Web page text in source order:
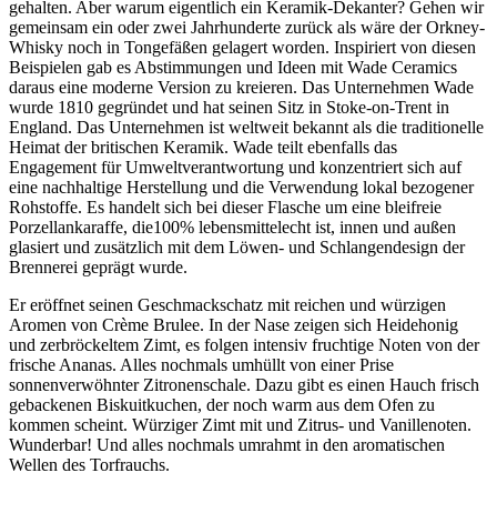
gehalten. Aber warum eigentlich ein Keramik-Dekanter? Gehen wir
gemeinsam ein oder zwei Jahrhunderte zurück als wäre der Orkney-
Whisky noch in Tongefäßen gelagert worden. Inspiriert von diesen
Beispielen gab es Abstimmungen und Ideen mit Wade Ceramics
daraus eine moderne Version zu kreieren. Das Unternehmen Wade
wurde 1810 gegründet und hat seinen Sitz in Stoke-on-Trent in
England. Das Unternehmen ist weltweit bekannt als die traditionelle
Heimat der britischen Keramik. Wade teilt ebenfalls das
Engagement für Umweltverantwortung und konzentriert sich auf
eine nachhaltige Herstellung und die Verwendung lokal bezogener
Rohstoffe. Es handelt sich bei dieser Flasche um eine bleifreie
Porzellankaraffe, die100% lebensmittelecht ist, innen und außen
glasiert und zusätzlich mit dem Löwen- und Schlangendesign der
Brennerei geprägt wurde.
Er eröffnet seinen Geschmackschatz mit reichen und würzigen
Aromen von Crème Brulee. In der Nase zeigen sich Heidehonig
und zerbröckeltem Zimt, es folgen intensiv fruchtige Noten von der
frische Ananas. Alles nochmals umhüllt von einer Prise
sonnenverwöhnter Zitronenschale. Dazu gibt es einen Hauch frisch
gebackenen Biskuitkuchen, der noch warm aus dem Ofen zu
kommen scheint. Würziger Zimt mit und Zitrus- und Vanillenoten.
Wunderbar! Und alles nochmals umrahmt in den aromatischen
Wellen des Torfrauchs.